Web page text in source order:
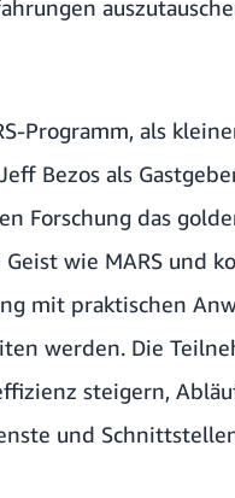
Programm, als
Bezos als
Forschung das
wie MARS und
mit praktischen
werden. Die
steigern,
und